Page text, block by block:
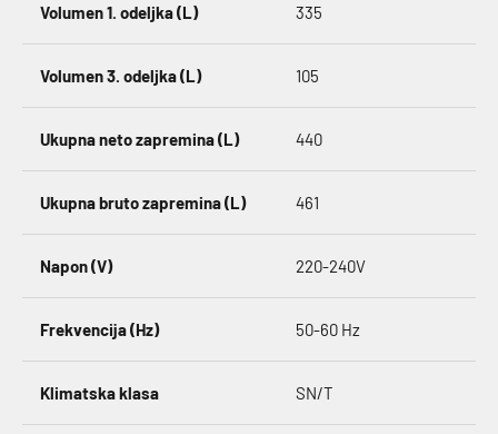
Volumen 1. odeljka (L) 335
Volumen 3. odeljka (L) 105
Ukupna neto zapremina (L) 440
Ukupna bruto zapremina (L) 461
Napon (V) 220-240V
Frekvencija (Hz) 50-60 Hz
Klimatska klasa SN/T